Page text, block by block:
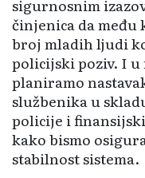
sigurnosnim
činjenica da
broj mladih ljudi
policijski poziv. I
planiramo
službenika u
policije i
kako bismo
stabi­l­­nost sistema.